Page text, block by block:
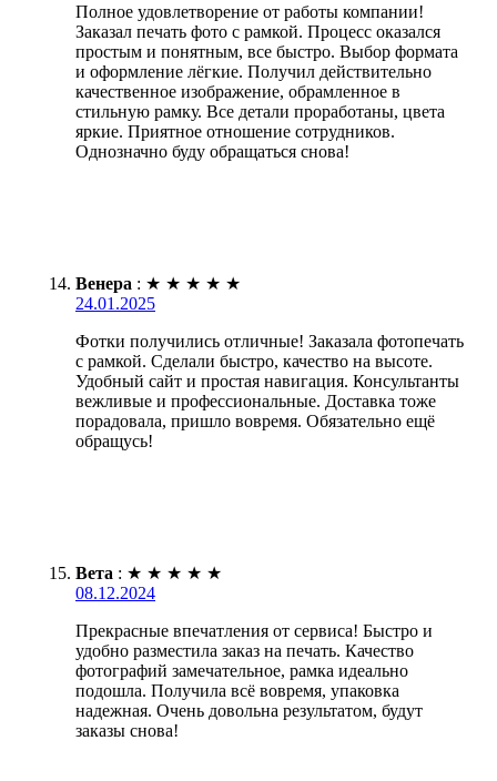
Полное удовлетворение от работы компании!
Заказал печать фото с рамкой. Процесс оказался
простым и понятным, все быстро. Выбор формата
и оформление лёгкие. Получил действительно
качественное изображение, обрамленное в
стильную рамку. Все детали проработаны, цвета
яркие. Приятное отношение сотрудников.
Однозначно буду обращаться снова!
Венера : ★ ★ ★ ★ ★
24.01.2025
Фотки получились отличные! Заказала фотопечать
с рамкой. Сделали быстро, качество на высоте.
Удобный сайт и простая навигация. Консультанты
вежливые и профессиональные. Доставка тоже
порадовала, пришло вовремя. Обязательно ещё
обращусь!
Вета : ★ ★ ★ ★ ★
08.12.2024
Прекрасные впечатления от сервиса! Быстро и
удобно разместила заказ на печать. Качество
фотографий замечательное, рамка идеально
подошла. Получила всё вовремя, упаковка
надежная. Очень довольна результатом, будут
заказы снова!